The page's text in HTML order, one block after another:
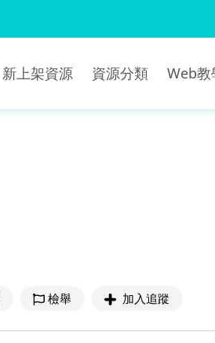
新上架資源 資源分類 Web教
檢舉 加入追蹤